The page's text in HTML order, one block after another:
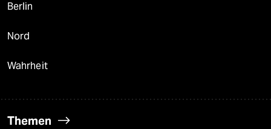
Berlin
Nord
Wahrheit
Themen